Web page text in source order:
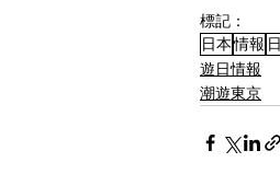
標記：
日本情報
遊日情報
潮遊東京